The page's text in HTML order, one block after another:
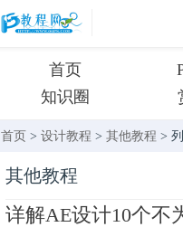
首页
知识圈
首页 > 设计教程 > 其他教程 >
其他教程
详解AE设计10个不